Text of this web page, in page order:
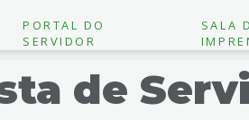
PORTAL DO
SERVIDOR
SALA
de